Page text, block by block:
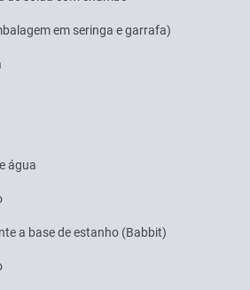
em seringa e garrafa)
água
a base de estanho (Babbit)